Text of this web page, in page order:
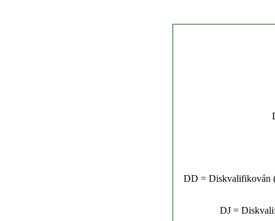
DD = Diskvalifikován
DJ =